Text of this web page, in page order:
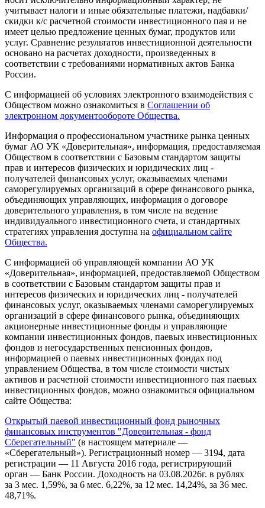
учитывает налоги и иные обязательные платежи, надбавки/
скидки к/с расчетной стоимости инвестиционного пая и не
имеет целью предложение ценных бумаг, продуктов или
услуг. Сравнение результатов инвестиционной деятельности
основано на расчетах доходности, произведенных в
соответствии с требованиями нормативных актов Банка
России.
С информацией об условиях электронного взаимодействия с
Обществом можно ознакомиться в Соглашении об
электронном документообороте Общества.
Информация о профессиональном участнике рынка ценных
бумаг АО УК «Доверительная», информация, предоставляемая
Обществом в соответствии с Базовым стандартом защиты
прав и интересов физических и юридических лиц -
получателей финансовых услуг, оказываемых членами
саморегулируемых организаций в сфере финансового рынка,
объединяющих управляющих, информация о договоре
доверительного управления, в том числе на ведение
индивидуального инвестиционного счета, и стандартных
стратегиях управления доступна на официальном сайте
Общества.
С информацией об управляющей компании АО УК
«Доверительная», информацией, предоставляемой Обществом
в соответствии с Базовым стандартом защиты прав и
интересов физических и юридических лиц - получателей
финансовых услуг, оказываемых членами саморегулируемых
организаций в сфере финансового рынка, объединяющих
акционерные инвестиционные фонды и управляющие
компании инвестиционных фондов, паевых инвестиционных
фондов и негосударственных пенсионных фондов,
информацией о паевых инвестиционных фондах под
управлением Общества, в том числе стоимости чистых
активов и расчетной стоимости инвестиционного пая паевых
инвестиционных фондов, можно ознакомиться официальном
сайте Общества:
Открытый паевой инвестиционный фонд рыночных
финансовых инструментов "Доверительная - фонд
Сберегательный" (в настоящем материале —
«Сберегательный»). Регистрационный номер — 3194, дата
регистрации — 11 Августа 2016 года, регистрирующий
орган — Банк России. Доходность на 03.08.2026г. в рублях
за 3 мес. 1,59%, за 6 мес. 6,22%, за 12 мес. 14,24%, за 36 мес.
48,71%.